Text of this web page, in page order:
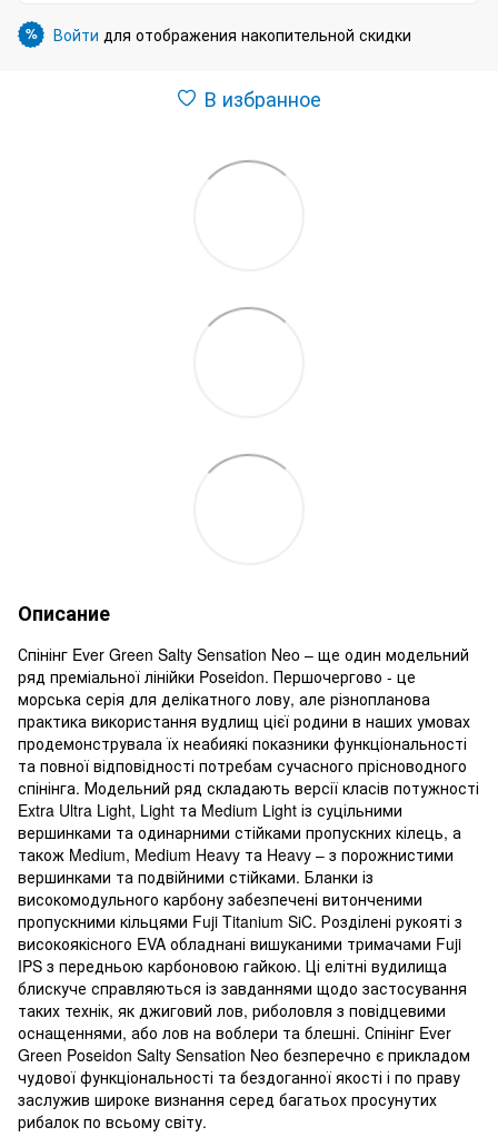
% Войти для отображения накопительной скидки
В избранное
Описание
Спінінг Ever Green Salty Sensation Neo – ще один модельний
ряд преміальної лінійки Poseidon. Першочергово - це
морська серія для делікатного лову, але різнопланова
практика використання вудлищ цієї родини в наших умовах
продемонструвала їх неабиякі показники функціональності
та повної відповідності потребам сучасного прісноводного
спінінга. Модельний ряд складають версії класів потужності
Extra Ultra Light, Light та Medium Light із суцільними
вершинками та одинарними стійками пропускних кілець, а
також Medium, Medium Heavy та Heavy – з порожнистими
вершинками та подвійними стійками. Бланки із
високомодульного карбону забезпечені витонченими
пропускними кільцями Fuji Titanium SiC. Розділені рукояті з
високоякісного EVA обладнані вишуканими тримачами Fuji
IPS з передньою карбоновою гайкою. Ці елітні вудилища
блискуче справляються із завданнями щодо застосування
таких технік, як джиговий лов, риболовля з повідцевими
оснащеннями, або лов на воблери та блешні. Спінінг Ever
Green Poseidon Salty Sensation Neo безперечно є прикладом
чудової функціональності та бездоганної якості і по праву
заслужив широке визнання серед багатьох просунутих
рибалок по всьому світу.